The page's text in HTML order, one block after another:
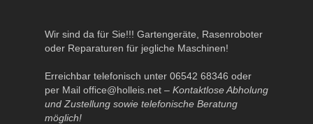
Wir sind da für Sie!!! Gartengeräte, Rasenroboter
oder Reparaturen für jegliche Maschinen!
Erreichbar telefonisch unter 06542 68346 oder
per Mail office@holleis.net – Kontaktlose Abholung
und Zustellung sowie telefonische Beratung
möglich!